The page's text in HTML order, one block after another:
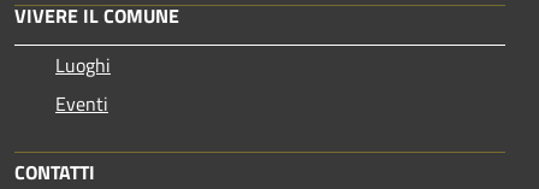
VIVERE IL COMUNE
Luoghi
Eventi
CONTATTI